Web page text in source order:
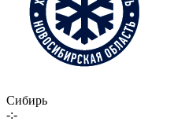
Сибирь
-:-